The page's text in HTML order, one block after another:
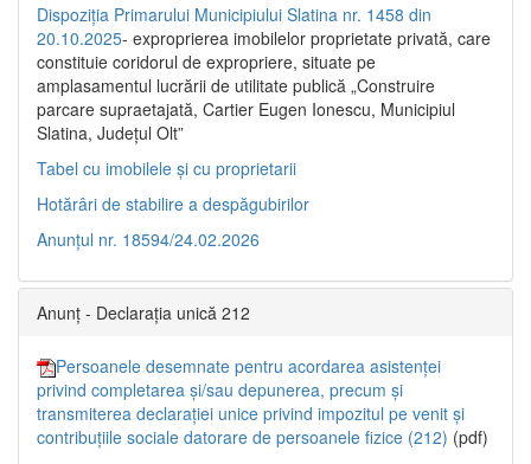
Dispoziția Primarului Municipiului Slatina nr. 1458 din
20.10.2025- exproprierea imobilelor proprietate privată, care
constituie coridorul de expropriere, situate pe
amplasamentul lucrării de utilitate publică „Construire
parcare supraetajată, Cartier Eugen Ionescu, Municipiul
Slatina, Județul Olt”
Tabel cu imobilele și cu proprietarii
Hotărâri de stabilire a despăgubirilor
Anunțul nr. 18594/24.02.2026
Anunț - Declarația unică 212
Persoanele desemnate pentru acordarea asistenței
privind completarea și/sau depunerea, precum și
transmiterea declarației unice privind impozitul pe venit și
contribuțiile sociale datorare de persoanele fizice (212) (pdf)